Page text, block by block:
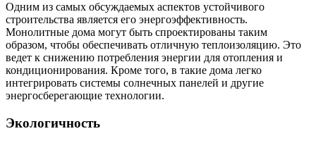
Одним из самых обсуждаемых аспектов устойчивого
строительства является его энергоэффективность.
Монолитные дома могут быть спроектированы таким
образом, чтобы обеспечивать отличную теплоизоляцию. Это
ведет к снижению потребления энергии для отопления и
кондиционирования. Кроме того, в такие дома легко
интегрировать системы солнечных панелей и другие
энергосберегающие технологии.
Экологичность